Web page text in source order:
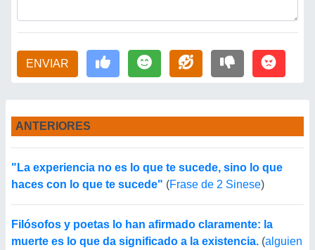
ENVIAR
ANTERIORES
"La experiencia no es lo que te sucede, sino lo que
haces con lo que te sucede" (Frase de 2 Sinese)
Filósofos y poetas lo han afirmado claramente: la
muerte es lo que da significado a la existencia. (alguien